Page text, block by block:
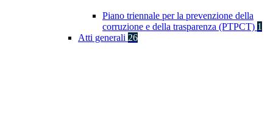
Piano triennale per la prevenzione della
corruzione e della trasparenza (PTPCT) 1
Atti generali 26